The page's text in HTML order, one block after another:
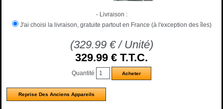
- Livraison :
J'ai choisi la livraison, gratuite partout en France (à l'exception des îles)
(329.99 €/ Unité)
329.99 € T.T.C.
Quantité
Reprise Des Anciens Appareils